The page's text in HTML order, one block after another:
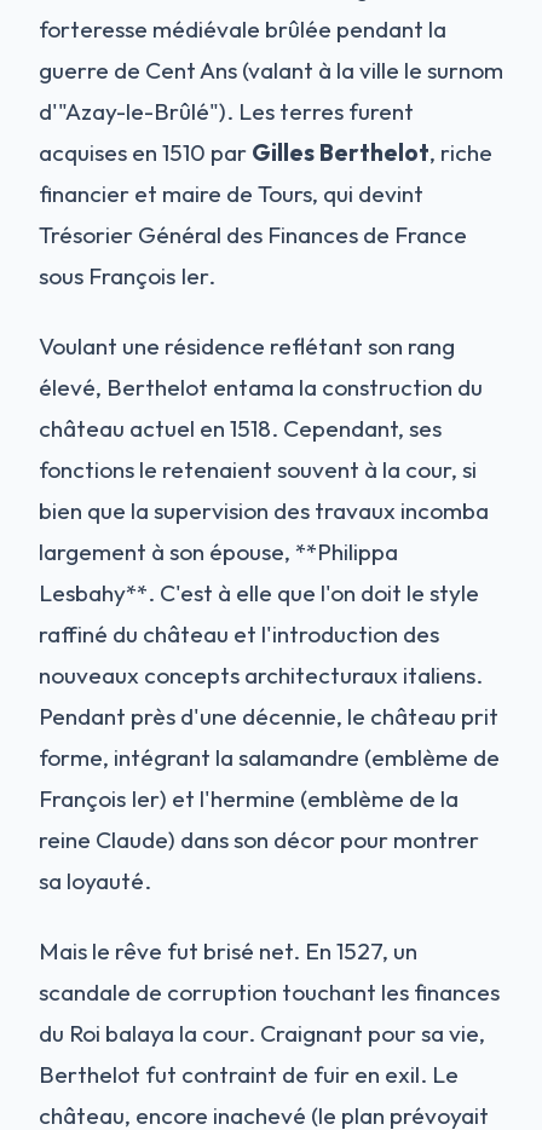
forteresse médiévale brûlée pendant la
guerre de Cent Ans (valant à la ville le surnom
d'"Azay-le-Brûlé"). Les terres furent
acquises en 1510 par Gilles Berthelot, riche
financier et maire de Tours, qui devint
Trésorier Général des Finances de France
sous François Ier.
Voulant une résidence reflétant son rang
élevé, Berthelot entama la construction du
château actuel en 1518. Cependant, ses
fonctions le retenaient souvent à la cour, si
bien que la supervision des travaux incomba
largement à son épouse, **Philippa
Lesbahy**. C'est à elle que l'on doit le style
raffiné du château et l'introduction des
nouveaux concepts architecturaux italiens.
Pendant près d'une décennie, le château prit
forme, intégrant la salamandre (emblème de
François Ier) et l'hermine (emblème de la
reine Claude) dans son décor pour montrer
sa loyauté.
Mais le rêve fut brisé net. En 1527, un
scandale de corruption touchant les finances
du Roi balaya la cour. Craignant pour sa vie,
Berthelot fut contraint de fuir en exil. Le
château, encore inachevé (le plan prévoyait